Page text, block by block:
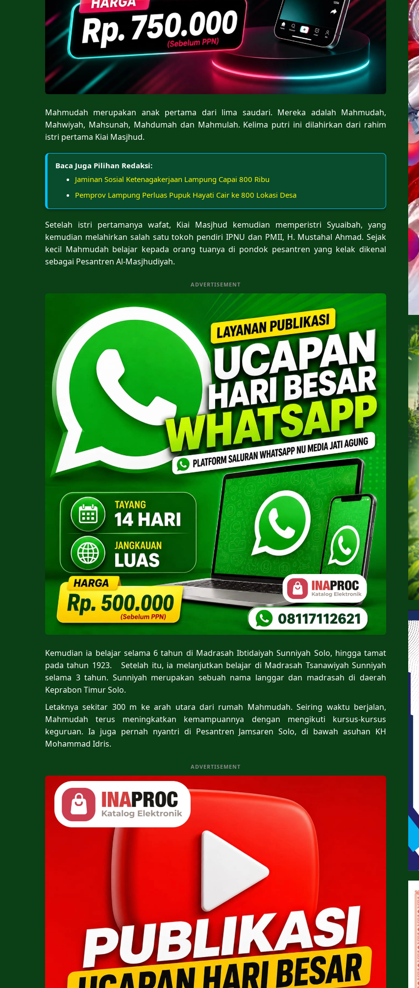
Mahmudah merupakan anak pertama dari lima saudari. Mereka adalah Mahmudah,
Mahwiyah, Mahsunah, Mahdumah dan Mahmulah. Kelima putri ini dilahirkan dari rahim
istri pertama Kiai Masjhud.
Baca Juga Pilihan Redaksi:
Jaminan Sosial Ketenagakerjaan Lampung Capai 800 Ribu
Pemprov Lampung Perluas Pupuk Hayati Cair ke 800 Lokasi Desa
Setelah istri pertamanya wafat, Kiai Masjhud kemudian memperistri Syuaibah, yang
kemudian melahirkan salah satu tokoh pendiri IPNU dan PMII, H. Mustahal Ahmad. Sejak
kecil Mahmudah belajar kepada orang tuanya di pondok pesantren yang kelak dikenal
sebagai Pesantren Al-Masjhudiyah.
ADVERTISEMENT
Kemudian ia belajar selama 6 tahun di Madrasah Ibtidaiyah Sunniyah Solo, hingga tamat
pada tahun 1923. Setelah itu, ia melanjutkan belajar di Madrasah Tsanawiyah Sunniyah
selama 3 tahun. Sunniyah merupakan sebuah nama langgar dan madrasah di daerah
Keprabon Timur Solo.
Letaknya sekitar 300 m ke arah utara dari rumah Mahmudah. Seiring waktu berjalan,
Mahmudah terus meningkatkan kemampuannya dengan mengikuti kursus-kursus
keguruan. Ia juga pernah nyantri di Pesantren Jamsaren Solo, di bawah asuhan KH
Mohammad Idris.
ADVERTISEMENT